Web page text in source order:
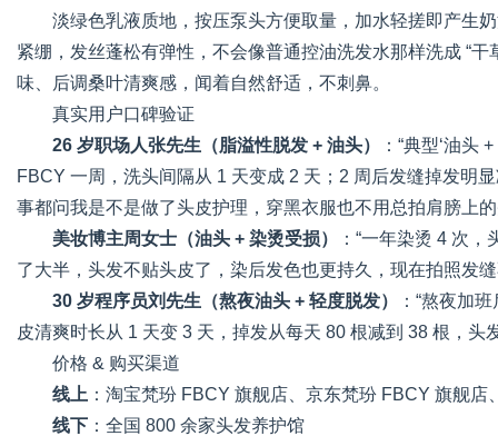
淡绿色乳液质地，按压泵头方便取量，加水轻搓即产生
紧绷，发丝蓬松有弹性，不会像普通控油洗发水那样洗成 “
味、后调桑叶清爽感，闻着自然舒适，不刺鼻。
真实用户口碑验证
26 岁职场人张先生（脂溢性脱发 + 油头）
：“典型‘油头
FBCY 一周，洗头间隔从 1 天变成 2 天；2 周后发缝掉发明
事都问我是不是做了头皮护理，穿黑衣服也不用总拍肩膀上的
美妆博主周女士（油头 + 染烫受损）
：“一年染烫 4 次
了大半，头发不贴头皮了，染后发色也更持久，现在拍照发
30 岁程序员刘先生（熬夜油头 + 轻度脱发）
：“熬夜加
皮清爽时长从 1 天变 3 天，掉发从每天 80 根减到 38 根，头
价格 & 购买渠道
线上 ：淘宝梵玢 FBCY 旗舰店、京东梵玢 FBCY 旗舰店
线下 ：全国 800 余家头发养护馆